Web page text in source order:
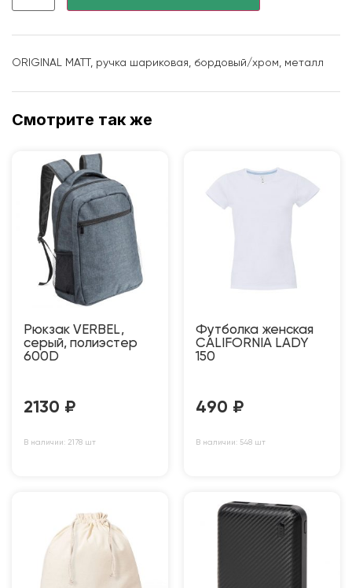
ORIGINAL MATT, ручка шариковая, бордовый/хром, металл
Смотрите так же
Рюкзак VERBEL,
серый, полиэстер
600D
2130 ₽
В наличии: 2178 шт
Футболка женская
CALIFORNIA LADY
150
490 ₽
В наличии: 548 шт